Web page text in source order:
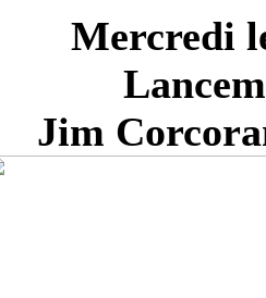
Mercredi
Jim